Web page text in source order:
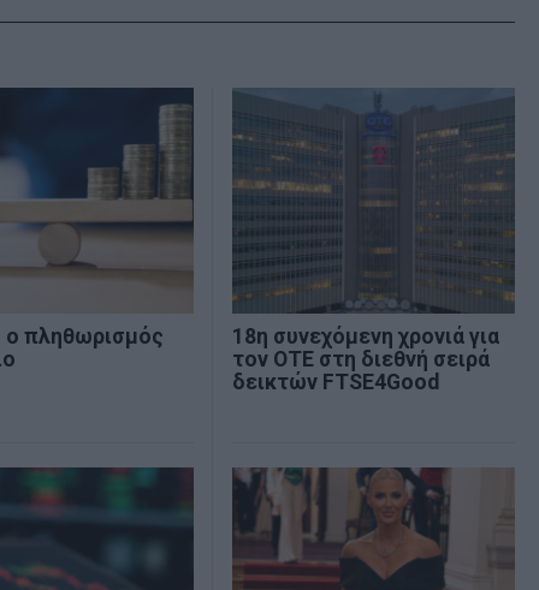
ο πληθωρισμός
18η συνεχόμενη χρονιά για
τον ΟΤΕ στη διεθνή σειρά
δεικτών FTSE4Good